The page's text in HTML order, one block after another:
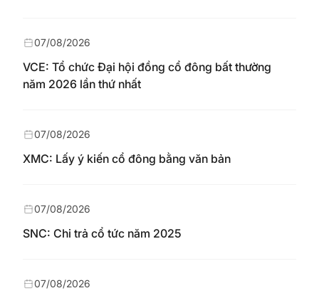
VCE: Tổ chức Đại hội đồng cổ đông bất thường
năm 2026 lần thứ nhất
07/08/2026
XMC: Lấy ý kiến cổ đông bằng văn bản
07/08/2026
SNC: Chi trả cổ tức năm 2025
07/08/2026
07/08/2026